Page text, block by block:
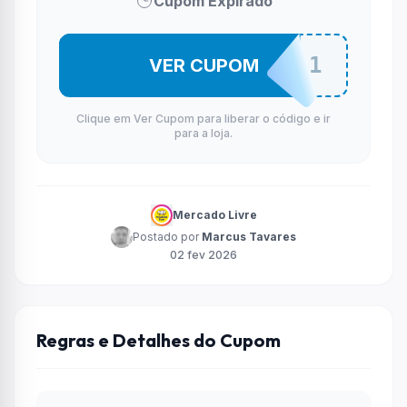
C4S4M3L1
VER CUPOM
Clique em Ver Cupom para liberar o código e ir
para a loja.
Mercado Livre
Postado por Marcus Tavares
02 fev 2026
Regras e Detalhes do Cupom